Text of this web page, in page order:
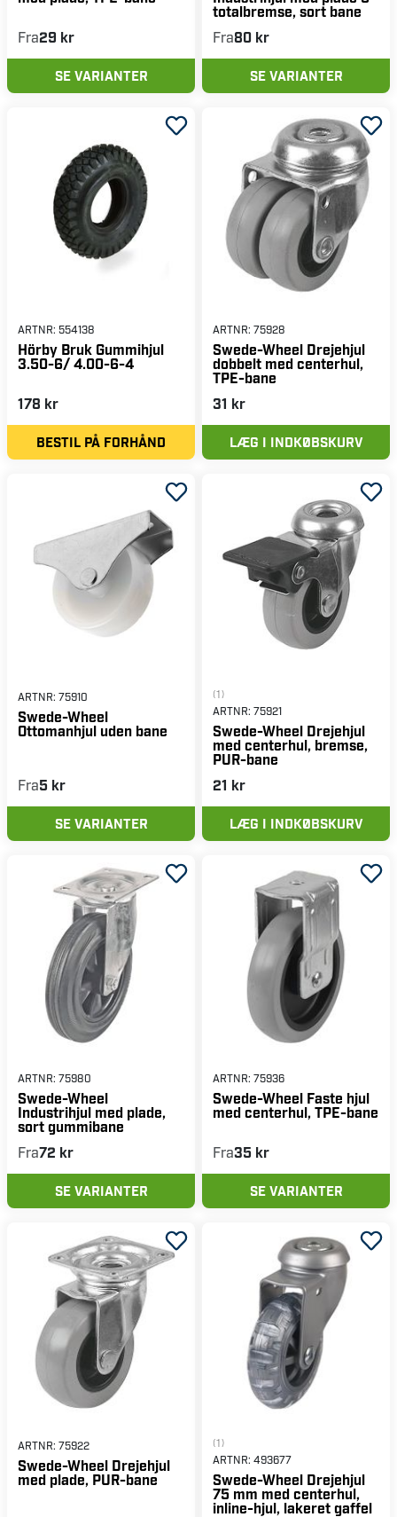
Fra29 kr
SE VARIANTER
totalbremse, sort bane
Fra80 kr
SE VARIANTER
ARTNR: 554138
Hörby Bruk Gummihjul
3.50-6/ 4.00-6-4
178 kr
BESTIL PÅ FORHÅND
ARTNR: 75928
Swede-Wheel Drejehjul
dobbelt med centerhul,
TPE-bane
31 kr
LÆG I INDKØBSKURV
ARTNR: 75910
Swede-Wheel
Ottomanhjul uden bane
Fra5 kr
SE VARIANTER
(1)
ARTNR: 75921
Swede-Wheel Drejehjul
med centerhul, bremse,
PUR-bane
21 kr
LÆG I INDKØBSKURV
ARTNR: 75980
Swede-Wheel
Industrihjul med plade,
sort gummibane
Fra72 kr
SE VARIANTER
ARTNR: 75936
Swede-Wheel Faste hjul
med centerhul, TPE-bane
Fra35 kr
SE VARIANTER
ARTNR: 75922
Swede-Wheel Drejehjul
med plade, PUR-bane
(1)
ARTNR: 493677
Swede-Wheel Drejehjul
75 mm med centerhul,
inline-hjul, lakeret gaffel